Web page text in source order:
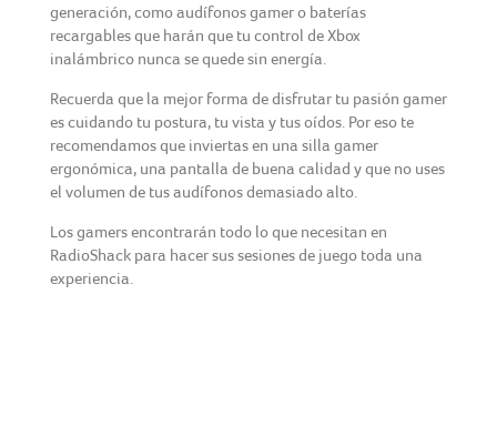
generación, como audífonos gamer o baterías
recargables que harán que tu control de Xbox
inalámbrico nunca se quede sin energía.
Recuerda que la mejor forma de disfrutar tu pasión gamer
es cuidando tu postura, tu vista y tus oídos. Por eso te
recomendamos que inviertas en una silla gamer
ergonómica, una pantalla de buena calidad y que no uses
el volumen de tus audífonos demasiado alto.
Los gamers encontrarán todo lo que necesitan en
RadioShack para hacer sus sesiones de juego toda una
experiencia.